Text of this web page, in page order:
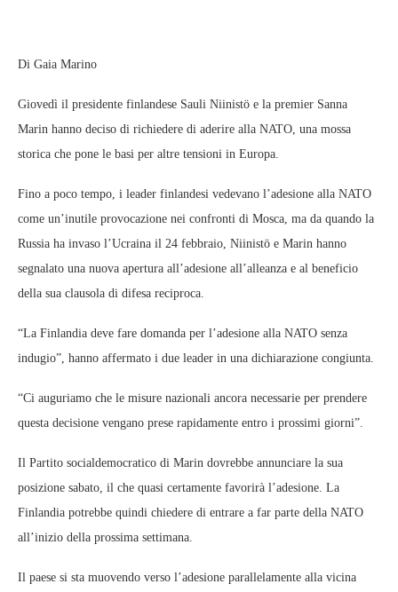
Di Gaia Marino
Giovedì il presidente finlandese Sauli Niinistö e la premier Sanna
Marin hanno deciso di richiedere di aderire alla NATO, una mossa
storica che pone le basi per altre tensioni in Europa.
Fino a poco tempo, i leader finlandesi vedevano l’adesione alla NATO
come un’inutile provocazione nei confronti di Mosca, ma da quando la
Russia ha invaso l’Ucraina il 24 febbraio, Niinistö e Marin hanno
segnalato una nuova apertura all’adesione all’alleanza e al beneficio
della sua clausola di difesa reciproca.
“La Finlandia deve fare domanda per l’adesione alla NATO senza
indugio”, hanno affermato i due leader in una dichiarazione congiunta.
“Ci auguriamo che le misure nazionali ancora necessarie per prendere
questa decisione vengano prese rapidamente entro i prossimi giorni”.
Il Partito socialdemocratico di Marin dovrebbe annunciare la sua
posizione sabato, il che quasi certamente favorirà l’adesione. La
Finlandia potrebbe quindi chiedere di entrare a far parte della NATO
all’inizio della prossima settimana.
Il paese si sta muovendo verso l’adesione parallelamente alla vicina